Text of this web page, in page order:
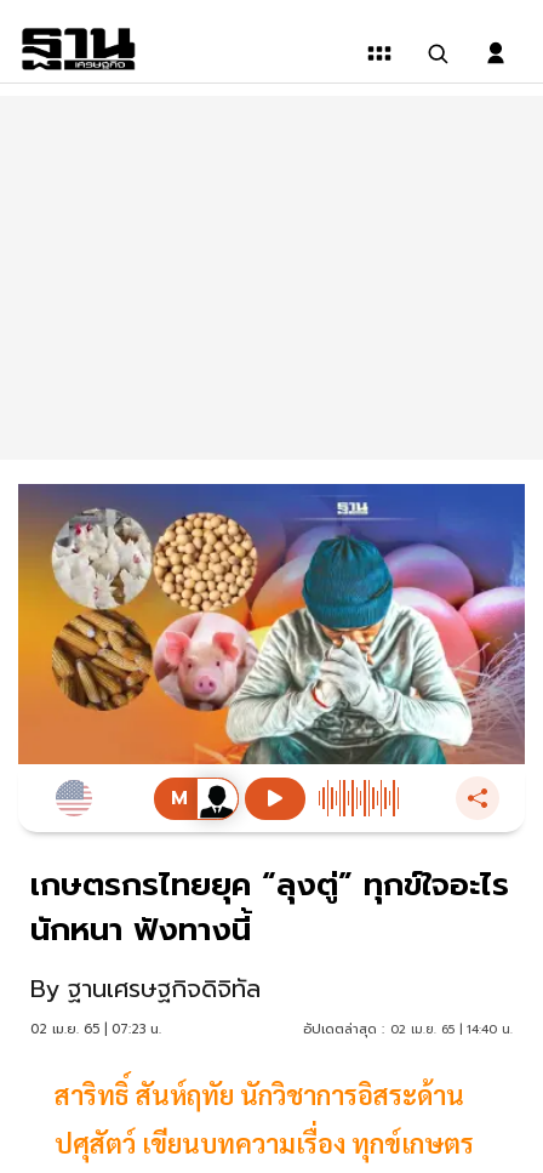
เกษตรกรไทยยุค “ลุงตู่” ทุกข์ใจอะไร
นักหนา ฟังทางนี้
By ฐานเศรษฐกิจดิจิทัล
02 เม.ย. 65 | 07:23 น. อัปเดตล่าสุด : 02 เม.ย. 65 | 14:40 น.
สาริทธิ์ สันห์ฤทัย นักวิชาการอิสระด้าน
ปศุสัตว์ เขียนบทความเรื่อง ทุกข์เกษตร